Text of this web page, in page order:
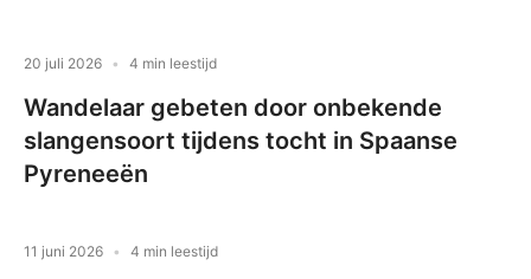
20 juli 2026 4 min leestijd
Wandelaar gebeten door onbekende
slangensoort tijdens tocht in Spaanse
Pyreneeën
11 juni 2026 4 min leestijd